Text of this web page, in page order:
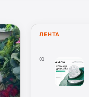
ЛЕНТА
01